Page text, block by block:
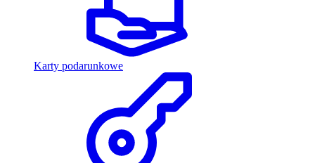
Karty podarunkowe